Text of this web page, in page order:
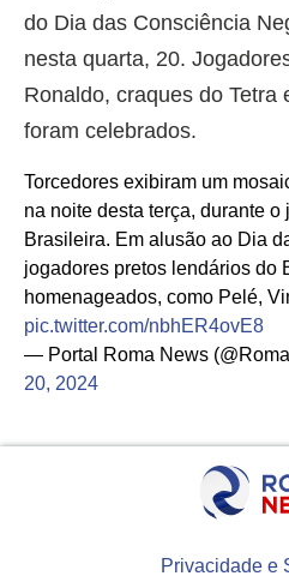
do Dia das Consciência
nesta quarta, 20.
Ronaldo, craques do Tetra
foram celebrados.
Torcedores exibiram um
na noite desta terça, durante
Brasileira. Em alusão ao Dia
jogadores pretos lendários do
homenageados, como Pelé,
pic.twitter.com/nbhER4ovE8
— Portal Roma News
20, 2024
Privacidade e